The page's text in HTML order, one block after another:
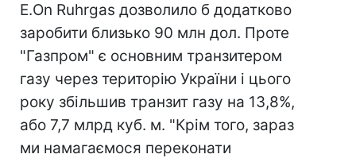
E.On Ruhrgas дозволило б додатково
заробити близько 90 млн дол. Проте
"Газпром" є основним транзитером
газу через територію України і цього
року збільшив транзит газу на 13,8%,
або 7,7 млрд куб. м. "Крім того, зараз
ми намагаємося переконати